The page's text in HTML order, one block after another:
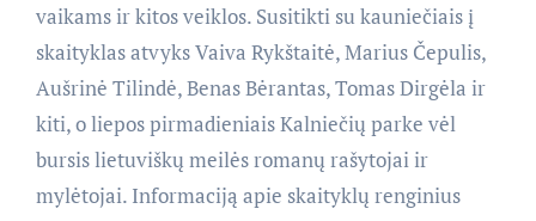
vaikams ir kitos veiklos. Susitikti su kauniečiais į
skaityklas atvyks Vaiva Rykštaitė, Marius Čepulis,
Aušrinė Tilindė, Benas Bėrantas, Tomas Dirgėla ir
kiti, o liepos pirmadieniais Kalniečių parke vėl
bursis lietuviškų meilės romanų rašytojai ir
mylėtojai. Informaciją apie skaityklų renginius